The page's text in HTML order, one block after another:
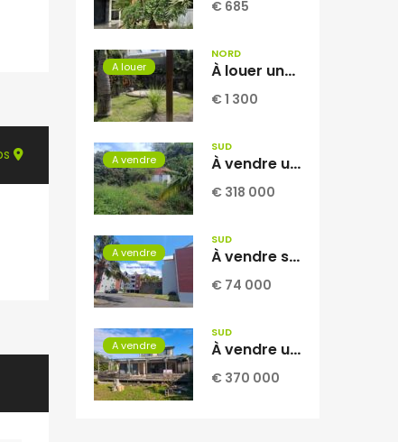
€ 685
A louer
NORD
À louer une villa jumelée de type F5 de 104 m2 habitable située sur le secteur de Domenjod Sainte Clothilde Réunion
€ 1 300
A vendre
SUD
À vendre une vaste parcelle plate et arborée de 1268 m2 dont 1104 m2 constructible située au Tampon Réunion
€ 318 000
A vendre
SUD
À vendre studio climatisé de 34.97 m2 avec vue mer situé dans une résidence sécurisée et calme à Saint Joseph Réunion
€ 74 000
A vendre
SUD
À vendre une magnifique villa contemporaine T4 de 110 m2 sur un terrain piscinable de 673 m2 située à La Rivière Saint Louis Réunion
€ 370 000